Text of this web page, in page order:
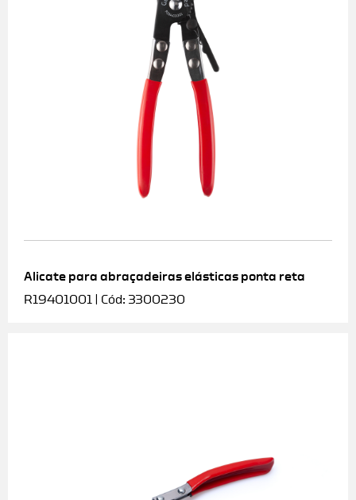
Alicate para abraçadeiras elásticas ponta reta
R19401001 | Cód: 3300230